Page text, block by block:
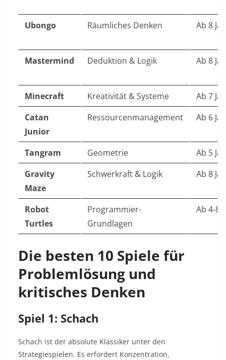
Ubongo Räumliches Denken Ab 8
Mastermind Deduktion & Logik Ab 8
Minecraft Kreativität & Systeme
Ab 7
Catan
Junior
Ressourcenmanagement Ab 6
Tangram Geometrie
Ab 5
Gravity
Maze
Schwerkraft & Logik Ab 8
Robot
Turtles
Programmier-
Grundlagen
Ab 4-8
Die besten 10 Spiele für
Problemlösung und
kritisches Denken
Spiel 1: Schach
Schach ist der absolute Klassiker unter den
Strategiespielen. Es erfordert Konzentration,